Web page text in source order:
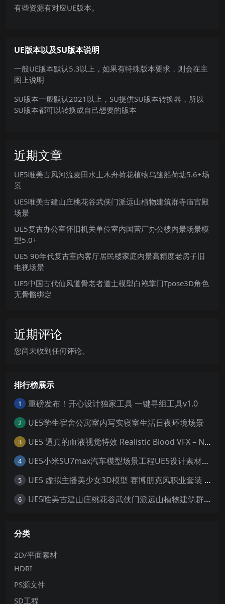
有些资源有对应UE版本。
UE版本以及SU版本说明
一般UE版本默认5.3以上，如果有特殊版本要求，则会在主
图上说明
SU版本一般默认2021以上，SU提供SU版本转换器，所以
SU版本都可以转换成自己想要的版本
近期文章
UE5唯美古风河流麦田水上木舟荷花植物乌篷船荷塘5.6+场
景
UE5唯美古建山庄桃花谷武侠门派远山植物建筑群寺庙宫殿
场景
UE5复古办公室怀旧机关单位室内国营厂办公楼内景场景模
型5.0+
UE5 90年代复古室内客厅居民楼家庭内景高精度老房子旧
电视场景
UE5中国古代仙风道骨老者道士模型白袍掌门Tpose3D角色
无骨骼绑定
近期评论
您尚未收到任何评论。
排行榜展示
1 重磅发布！开心设计独家工具 一键寻组工具v1.0
2 UE5学生宿舍公寓室内写实寝室生活日夜环境场景
3 UE5 逼真的血液视觉特效 Realistic Blood VFX – Niagara Blood Effects
4 UE5小米SU7max汽车模型场景工程UE5设计素材写实风格汽车工程
5 UE5 虚拟主播美少女3D模型 赛博朋克风职业套装 游戏角色素材
6 UE5唯美古建山庄桃花谷武侠门派远山植物建筑群寺庙宫殿场景
分类
2D/平面素材
HDRI
PS源文件
SD工程